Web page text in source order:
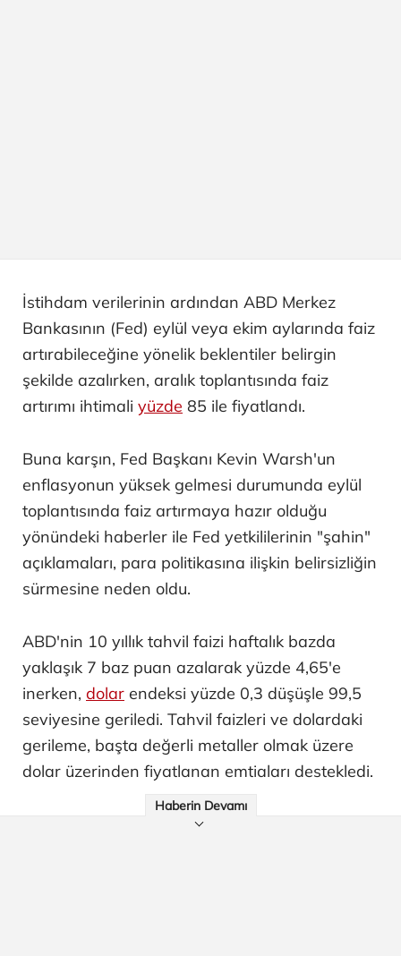
İstihdam verilerinin ardından ABD Merkez
Bankasının (Fed) eylül veya ekim aylarında faiz
artırabileceğine yönelik beklentiler belirgin
şekilde azalırken, aralık toplantısında faiz
artırımı ihtimali yüzde 85 ile fiyatlandı.
Buna karşın, Fed Başkanı Kevin Warsh'un
enflasyonun yüksek gelmesi durumunda eylül
toplantısında faiz artırmaya hazır olduğu
yönündeki haberler ile Fed yetkililerinin "şahin"
açıklamaları, para politikasına ilişkin belirsizliğin
sürmesine neden oldu.
ABD'nin 10 yıllık tahvil faizi haftalık bazda
yaklaşık 7 baz puan azalarak yüzde 4,65'e
inerken, dolar endeksi yüzde 0,3 düşüşle 99,5
seviyesine geriledi. Tahvil faizleri ve dolardaki
gerileme, başta değerli metaller olmak üzere
dolar üzerinden fiyatlanan emtiaları destekledi.
Haberin Devamı